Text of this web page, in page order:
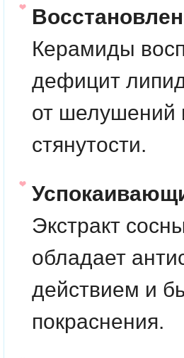
Керамиды
дефицит
от шелушений
стянутости.
Экстракт
обладает
действием и
покраснения.